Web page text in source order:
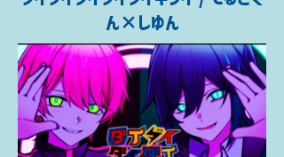
ん×しゆん